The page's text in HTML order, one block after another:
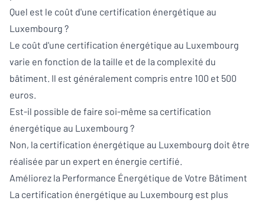
Quel est le coût d'une certification énergétique au
Luxembourg ?
Le coût d'une certification énergétique au Luxembourg
varie en fonction de la taille et de la complexité du
bâtiment. Il est généralement compris entre 100 et 500
euros.
Est-il possible de faire soi-même sa certification
énergétique au Luxembourg ?
Non, la certification énergétique au Luxembourg doit être
réalisée par un expert en énergie certifié.
Améliorez la Performance Énergétique de Votre Bâtiment
La certification énergétique au Luxembourg est plus